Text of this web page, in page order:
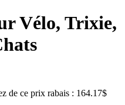
Vélo, Trixie,
de ce prix rabais : 164.17$